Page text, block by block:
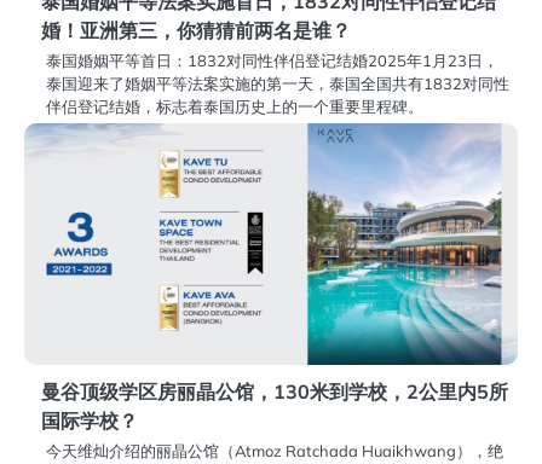
婚！亚洲第三，你猜猜前两名是谁？
泰国婚姻平等首日：1832对同性伴侣登记结婚2025年1月23日，
泰国迎来了婚姻平等法案实施的第一天，泰国全国共有1832对同性
伴侣登记结婚，标志着泰国历史上的一个重要里程碑。
曼谷顶级学区房丽晶公馆，130米到学校，2公里内5所
国际学校？
今天维灿介绍的丽晶公馆（Atmoz Ratchada Huaikhwang），绝